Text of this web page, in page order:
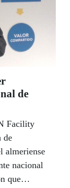
de
Facility
de
almeriense
nacional
que